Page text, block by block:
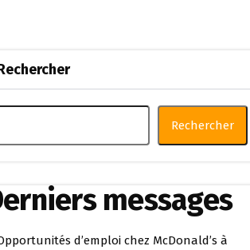
Rechercher
messages
d’emploi chez McDonald’s à